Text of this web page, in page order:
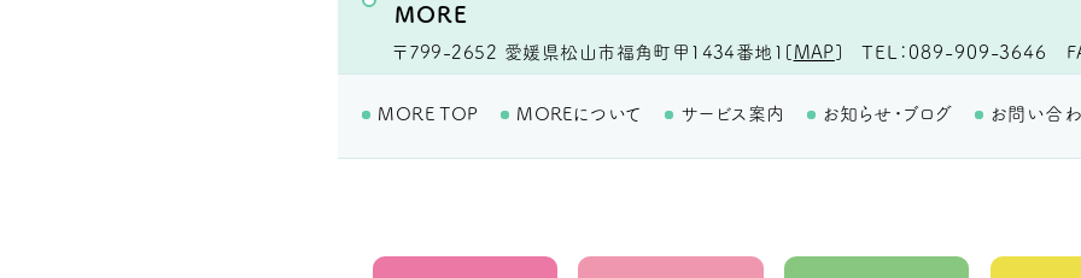
MORE
〒799-2652 愛媛県松山市福角町甲1434番地1 [ MAP ] TEL 089-909-3646
MORE TOP MOREについて サービス案内 お知らせ・ブログ お問い合